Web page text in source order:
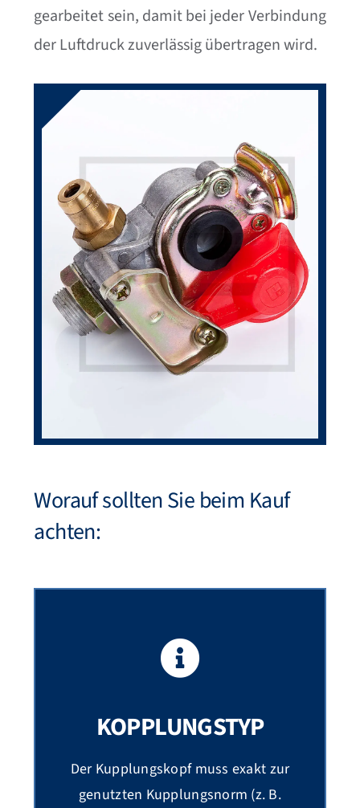
gearbeitet sein, damit bei jeder Verbindung
der Luftdruck zuverlässig übertragen wird.
Worauf sollten Sie beim Kauf
achten:
KOPPLUNGSTYP
Der Kupplungskopf muss exakt zur
genutzten Kupplungsnorm (z. B.